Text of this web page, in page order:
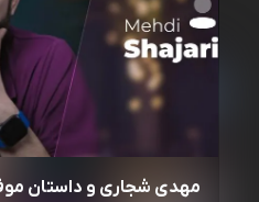
مهدی شجاری و داستان